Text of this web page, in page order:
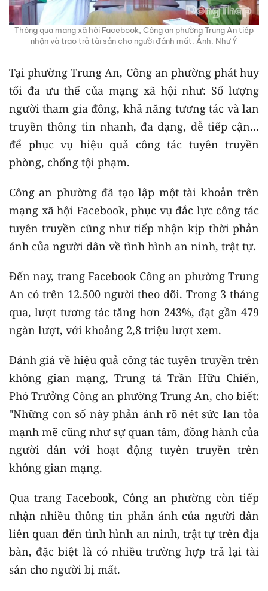
Thông qua mạng xã hội Facebook, Công an phường Trung An tiếp
nhận và trao trả tài sản cho người đánh mất. Ảnh: Như Ý
Tại phường Trung An, Công an phường phát huy
tối đa ưu thế của mạng xã hội như: Số lượng
người tham gia đông, khả năng tương tác và lan
truyền thông tin nhanh, đa dạng, dễ tiếp cận...
để phục vụ hiệu quả công tác tuyên truyền
phòng, chống tội phạm.
Công an phường đã tạo lập một tài khoản trên
mạng xã hội Facebook, phục vụ đắc lực công tác
tuyên truyền cũng như tiếp nhận kịp thời phản
ánh của người dân về tình hình an ninh, trật tự.
Đến nay, trang Facebook Công an phường Trung
An có trên 12.500 người theo dõi. Trong 3 tháng
qua, lượt tương tác tăng hơn 243%, đạt gần 479
ngàn lượt, với khoảng 2,8 triệu lượt xem.
Đánh giá về hiệu quả công tác tuyên truyền trên
không gian mạng, Trung tá Trần Hữu Chiến,
Phó Trưởng Công an phường Trung An, cho biết:
"Những con số này phản ánh rõ nét sức lan tỏa
mạnh mẽ cũng như sự quan tâm, đồng hành của
người dân với hoạt động tuyên truyền trên
không gian mạng.
Qua trang Facebook, Công an phường còn tiếp
nhận nhiều thông tin phản ánh của người dân
liên quan đến tình hình an ninh, trật tự trên địa
bàn, đặc biệt là có nhiều trường hợp trả lại tài
sản cho người bị mất.